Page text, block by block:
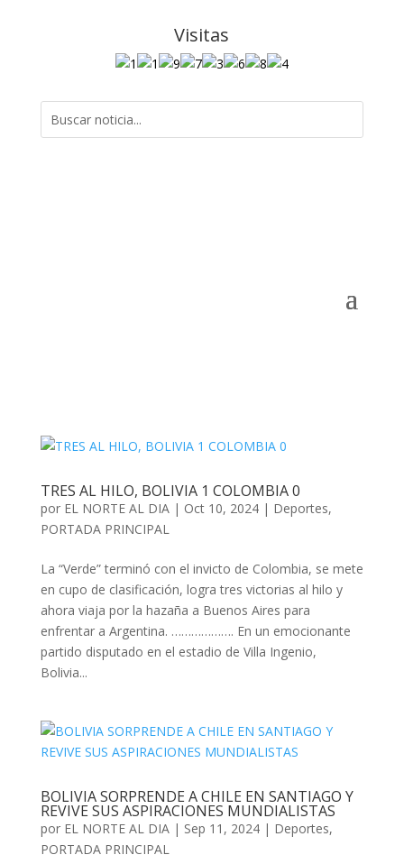
Visitas
TRES AL HILO, BOLIVIA 1 COLOMBIA 0
por EL NORTE AL DIA| Oct 10, 2024| Deportes,
PORTADA PRINCIPAL
La “Verde” terminó con el invicto de Colombia, se mete
en cupo de clasificación, logra tres victorias al hilo y
ahora viaja por la hazaña a Buenos Aires para
enfrentar a Argentina. ………………. En un emocionante
partido disputado en el estadio de Villa Ingenio,
Bolivia...
BOLIVIA SORPRENDE A CHILE EN SANTIAGO Y
REVIVE SUS ASPIRACIONES MUNDIALISTAS
por EL NORTE AL DIA| Sep 11, 2024| Deportes,
PORTADA PRINCIPAL